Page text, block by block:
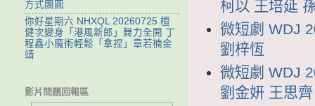
柯以 王培延
微短劇 WDJ
劉梓恆
微短劇 WDJ
劉金妍 王思
方式團圓
你好星期六 NHXQL 20260725 檀
健次變身「港風新郎」舞力全開 丁
程鑫小魔術輕鬆「拿捏」章若楠金
靖
影片問題回報區